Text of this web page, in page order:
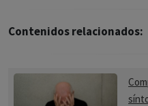
Contenidos relacionados: